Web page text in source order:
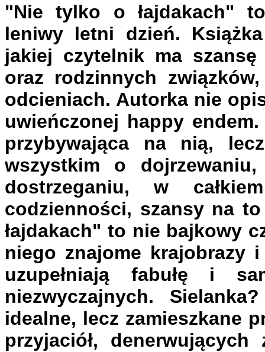
"Nie tylko o łajdakach"
leniwy letni dzień.
jakiej czytelnik ma
oraz rodzinnych
odcieniach. Autorka nie
uwieńczonej happy
przybywająca na nią,
wszystkim o
dostrzeganiu, w
codzienności, szansy na
łajdakach" to nie bajkowy
niego znajome krajobrazy
uzupełniają fabułę i
niezwyczajnych.
idealne, lecz zamieszkane
przyjaciół,